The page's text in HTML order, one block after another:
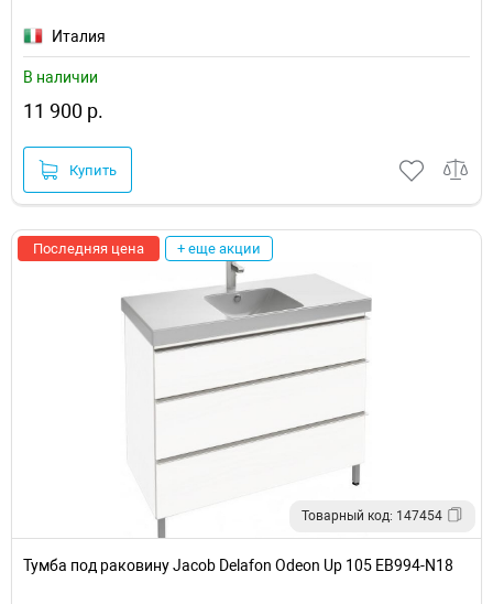
Италия
В наличии
11 900 р.
Купить
Последняя цена + еще акции
Товарный код: 147454
Тумба под раковину Jacob Delafon Odeon Up 105 EB994-N18